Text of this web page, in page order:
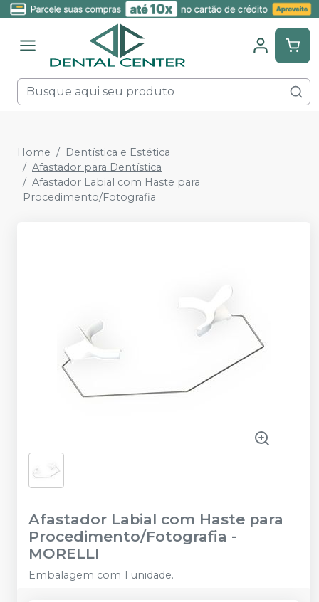
Home
Dentística e Estética
Afastador para Dentística
Afastador Labial com Haste para
Procedimento/Fotografia
Afastador Labial com Haste para
Procedimento/Fotografia -
MORELLI
Embalagem com 1 unidade.